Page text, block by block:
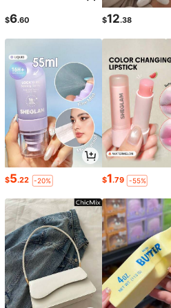
$6.60 $12.38
$5.22 -20% $1.79 -55%